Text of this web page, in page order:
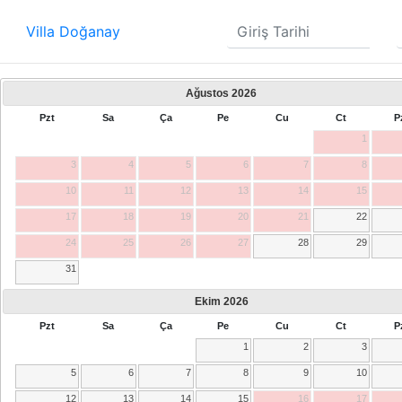
Villa Doğanay
Ağustos 2026
Pzt Sa Ça Pe Cu Ct
1
3 4 5 6 7 8
10 11 12 13 14 15
17 18 19 20 21 22
24 25 26 27 28 29
31
Ekim 2026
Pzt Sa Ça Pe Cu Ct
1
2 3
5 6 7 8 9 10
12 13 14 15 16 17